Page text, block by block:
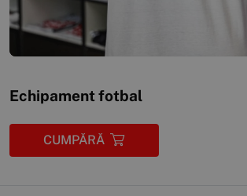
Echipament fotbal
CUMPĂRĂ